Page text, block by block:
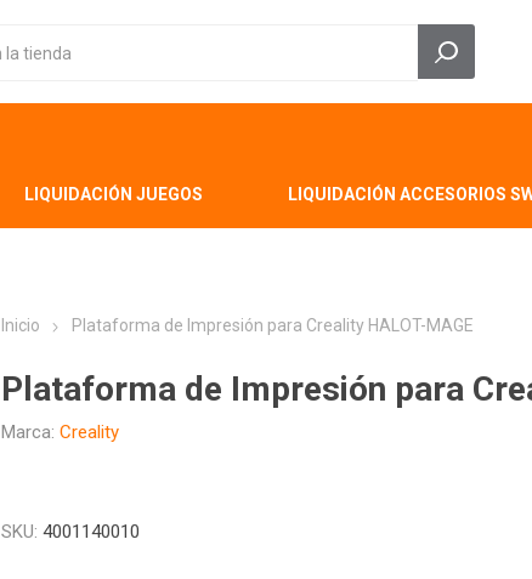
LIQUIDACIÓN JUEGOS LIQUIDACIÓN ACCESORIOS
Inicio Plataforma de Impresión para Creality HALOT-MAGE
Plataforma de Impresión para
Marca: Creality
SKU: 4001140010